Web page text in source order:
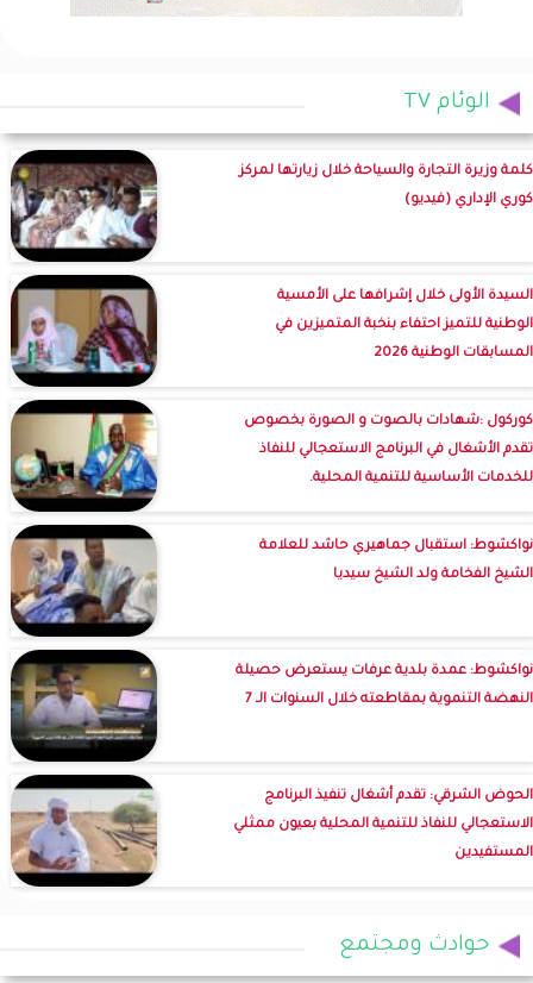
الوئام TV
كلمة وزيرة التجارة والسياحة خلال زيارتها لمركز
كوري الإداري (فيديو)
السيدة الأولى خلال إشرافها على الأمسية
الوطنية للتميز احتفاء بنخبة المتميزين في
المسابقات الوطنية 2026
كوركول :شهادات بالصوت و الصورة بخصوص
تقدم الأشغال في البرنامج الاستعجالي للنفاذ
للخدمات الأساسية للتنمية المحلية.
نواكشوط: استقبال جماهيري حاشد للعلامة
الشيخ الفخامة ولد الشيخ سيديا
نواكشوط: عمدة بلدية عرفات يستعرض حصيلة
النهضة التنموية بمقاطعته خلال السنوات الـ 7
الحوض الشرقي: تقدم أشغال تنفيذ البرنامج
الاستعجالي للنفاذ للتنمية المحلية بعيون ممثلي
المستفيدين
حوادث ومجتمع